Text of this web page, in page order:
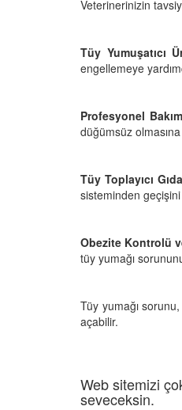
Veterinerinizin
Tüy Yumuşatıcı
engellemeye
Profesyonel
düğümsüz olmasına
Tüy Toplayıcı
sisteminden geçişini
Obezite Kontrolü
tüy yumağı
Tüy yumağı
açabilir.
Web sitemizi
seveceksin.